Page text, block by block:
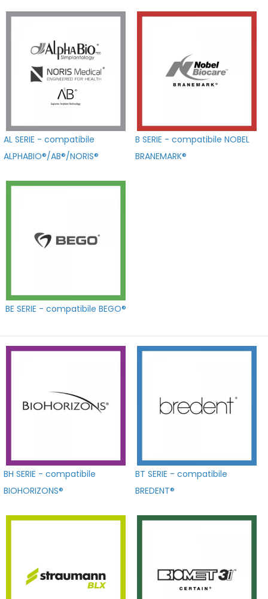
AL SERIE - compatibile
ALPHABIO®/AB®/NORIS®
B SERIE - compatibile NOBEL
BRANEMARK®
BE SERIE - compatibile BEGO®
BH SERIE - compatibile
BIOHORIZONS®
BT SERIE - compatibile
BREDENT®